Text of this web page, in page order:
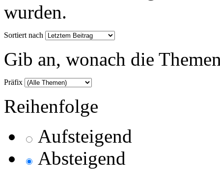
wurden.
Sortiert nach
Gib an, wonach die
Präfix
Reihenfolge
Aufsteigend
Absteigend